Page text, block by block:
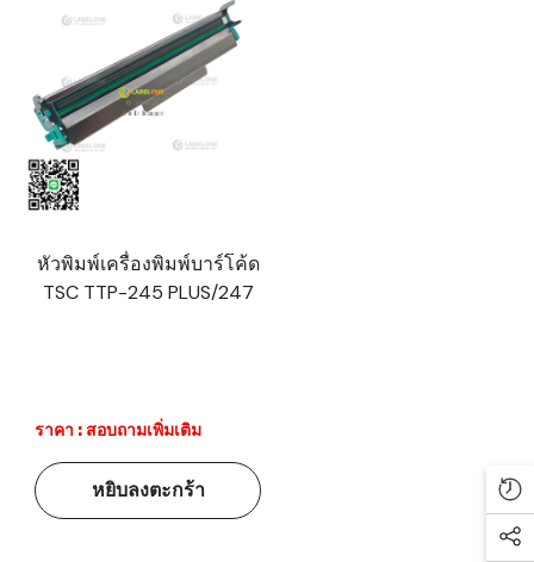
หัวพิมพ์เครื่องพิมพ์บาร์โค้ด
TSC TTP-245 PLUS/247
ราคา : สอบถามเพิ่มเติม
หยิบลงตะกร้า